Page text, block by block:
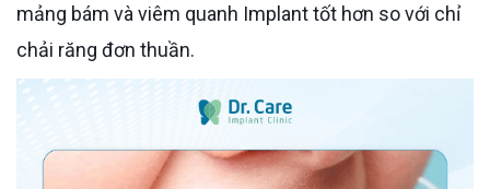
mảng bám và viêm quanh Implant tốt hơn so với chỉ
chải răng đơn thuần.